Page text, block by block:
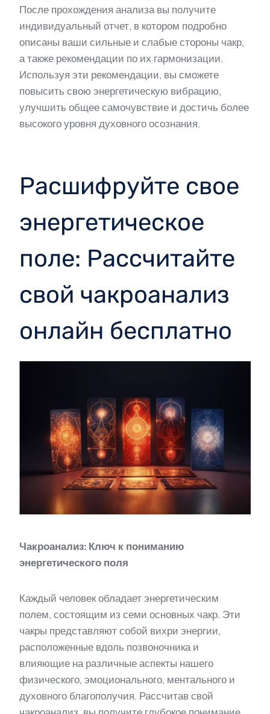
После прохождения анализа вы получите
индивидуальный отчет, в котором подробно
описаны ваши сильные и слабые стороны чакр,
а также рекомендации по их гармонизации.
Используя эти рекомендации, вы сможете
повысить свою энергетическую вибрацию,
улучшить общее самочувствие и достичь более
высокого уровня духовного осознания.
Расшифруйте свое
энергетическое
поле: Рассчитайте
свой чакроанализ
онлайн бесплатно
Чакроанализ: Ключ к пониманию
энергетического поля
Каждый человек обладает энергетическим
полем, состоящим из семи основных чакр. Эти
чакры представляют собой вихри энергии,
расположенные вдоль позвоночника и
влияющие на различные аспекты нашего
физического, эмоционального, ментального и
духовного благополучия. Рассчитав свой